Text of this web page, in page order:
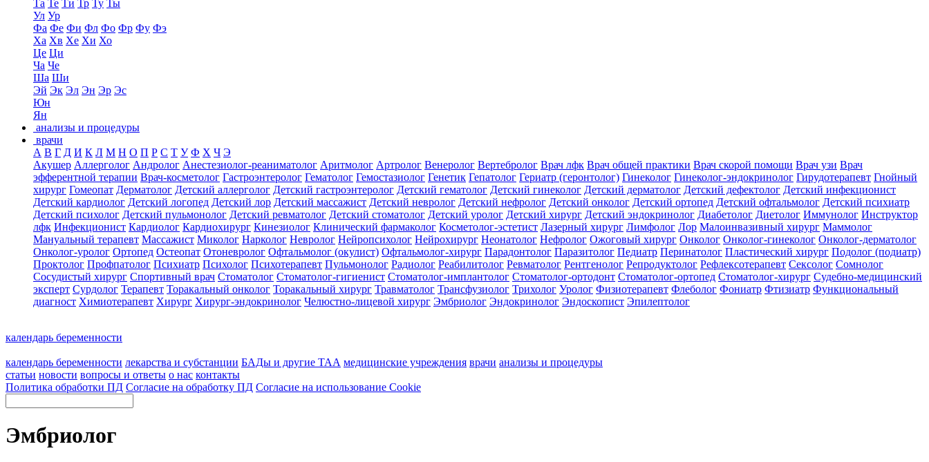
Та Те Ти Тр Ту Ты
Ул Ур
Фа Фе Фи Фл Фо Фр Фу Фэ
Ха Хв Хе Хи Хо
Це Ци
Ча Че
Ша Ши
Эй Эк Эл Эн Эр Эс
Юн
Ян
анализы и процедуры
врачи
А В Г Д И К Л М Н О П Р С Т У Ф Х Ч Э
Акушер Аллерголог Андролог Анестезиолог-реаниматолог Аритмолог Артролог Венеролог Вертебролог Врач лфк Врач общей практики Врач скорой помощи Врач узи Врач
эфферентной терапии Врач-косметолог Гастроэнтеролог Гематолог Гемостазиолог Генетик Гепатолог Гериатр (геронтолог) Гинеколог Гинеколог-эндокринолог Гирудотерапевт Гнойный
хирург Гомеопат Дерматолог Детский аллерголог Детский гастроэнтеролог Детский гематолог Детский гинеколог Детский дерматолог Детский дефектолог Детский инфекционист
Детский кардиолог Детский логопед Детский лор Детский массажист Детский невролог Детский нефролог Детский онколог Детский ортопед Детский офтальмолог Детский психиатр
Детский психолог Детский пульмонолог Детский ревматолог Детский стоматолог Детский уролог Детский хирург Детский эндокринолог Диабетолог Диетолог Иммунолог Инструктор
лфк Инфекционист Кардиолог Кардиохирург Кинезиолог Клинический фармаколог Косметолог-эстетист Лазерный хирург Лимфолог Лор Малоинвазивный хирург Маммолог
Мануальный терапевт Массажист Миколог Нарколог Невролог Нейропсихолог Нейрохирург Неонатолог Нефролог Ожоговый хирург Онколог Онколог-гинеколог Онколог-дерматолог
Онколог-уролог Ортопед Остеопат Отоневролог Офтальмолог (окулист) Офтальмолог-хирург Парадонтолог Паразитолог Педиатр Перинатолог Пластический хирург Подолог (подиатр)
Проктолог Профпатолог Психиатр Психолог Психотерапевт Пульмонолог Радиолог Реабилитолог Ревматолог Рентгенолог Репродуктолог Рефлексотерапевт Сексолог Сомнолог
Сосудистый хирург Спортивный врач Стоматолог Стоматолог-гигиенист Стоматолог-имплантолог Стоматолог-ортодонт Стоматолог-ортопед Стоматолог-хирург Судебно-медицинский
эксперт Сурдолог Терапевт Торакальный онколог Торакальный хирург Травматолог Трансфузиолог Трихолог Уролог Физиотерапевт Флеболог Фониатр Фтизиатр Функциональный
диагност Химиотерапевт Хирург Хирург-эндокринолог Челюстно-лицевой хирург Эмбриолог Эндокринолог Эндоскопист Эпилептолог
календарь беременности
календарь беременности лекарства и субстанции БАДы и другие ТАА медицинские учреждения врачи анализы и процедуры
статьи новости вопросы и ответы о нас контакты
Политика обработки ПД Согласие на обработку ПД Согласие на использование Cookie
Эмбриолог